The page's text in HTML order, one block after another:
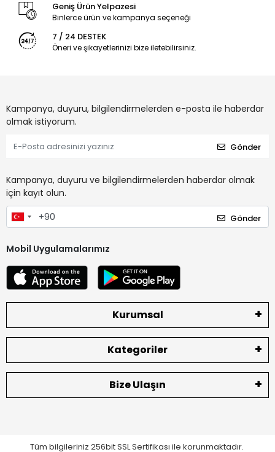
Geniş Ürün Yelpazesi
Binlerce ürün ve kampanya seçeneği
7 / 24 DESTEK
Öneri ve şikayetlerinizi bize iletebilirsiniz.
Kampanya, duyuru, bilgilendirmelerden e-posta ile haberdar
olmak istiyorum.
Gönder
Kampanya, duyuru ve bilgilendirmelerden haberdar olmak
için kayıt olun.
Gönder
Mobil Uygulamalarımız
Kurumsal
Kategoriler
Bize Ulaşın
Tüm bilgileriniz 256bit SSL Sertifikası ile korunmaktadır.